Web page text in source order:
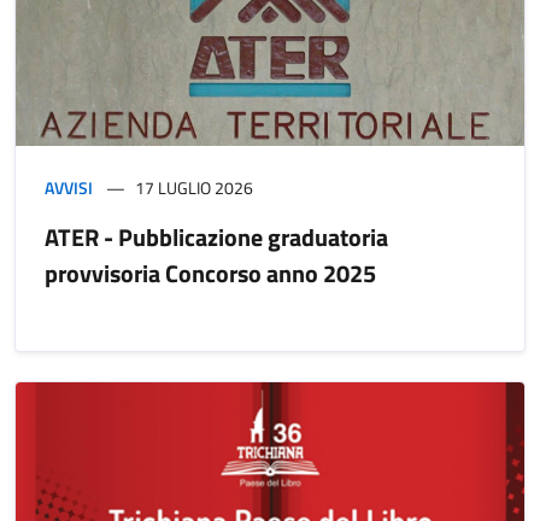
AVVISI 17 LUGLIO 2026
ATER - Pubblicazione graduatoria
provvisoria Concorso anno 2025